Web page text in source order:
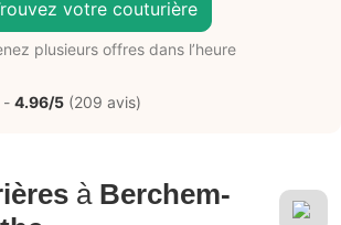
votre couturière
plusieurs offres dans l’heure
- 4.96/5 (209 avis)
à Berchem-